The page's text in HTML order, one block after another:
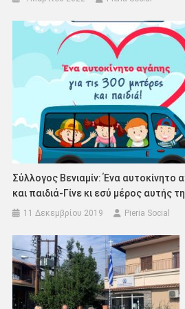
Σύλλογος Βενιαμίν: Ένα αυτοκίνητο
και παιδιά-Γίνε κι εσύ μέρος αυτής
11 Δεκεμβρίου 2019 Pieria Social